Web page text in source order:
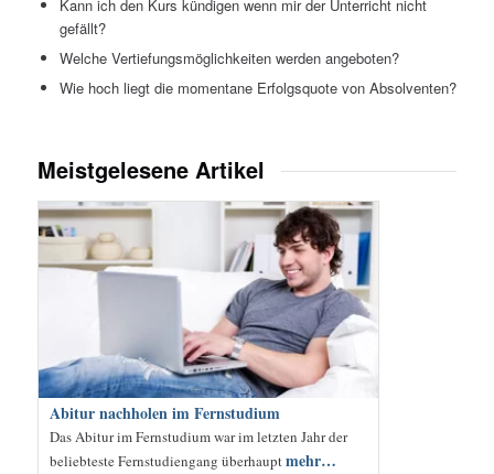
Kann ich den Kurs kündigen wenn mir der Unterricht nicht
gefällt?
Welche Vertiefungsmöglichkeiten werden angeboten?
Wie hoch liegt die momentane Erfolgsquote von Absolventen?
Meistgelesene Artikel
Abitur nachholen im Fernstudium
Das Abitur im Fernstudium war im letzten Jahr der
beliebteste Fernstudiengang überhauptmehr…